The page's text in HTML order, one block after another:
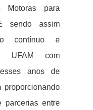
Motoras para
sendo assim
contínuo e
UFAM com
anos de
proporcionando
parcerias entre